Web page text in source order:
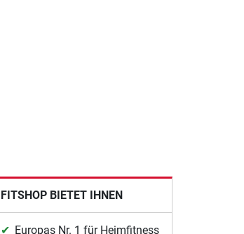
FITSHOP BIETET IHNEN
Europas Nr. 1 für Heimfitness